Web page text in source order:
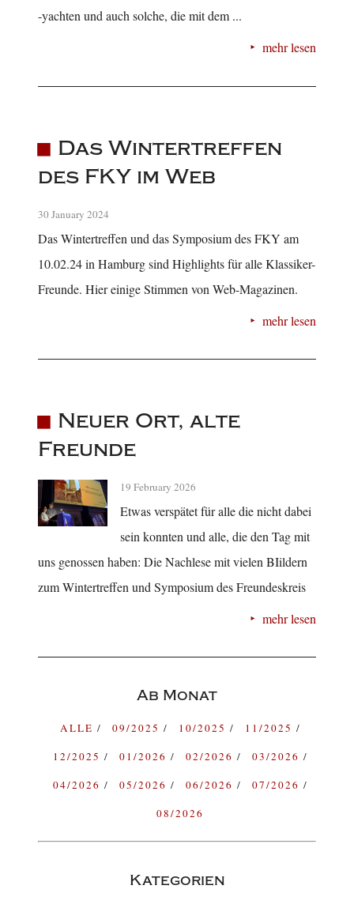
-yachten und auch solche, die mit dem ...
mehr lesen
Das Wintertreffen
des FKY im Web
30 January 2024
Das Wintertreffen und das Symposium des FKY am
10.02.24 in Hamburg sind Highlights für alle Klassiker-
Freunde. Hier einige Stimmen von Web-Magazinen.
mehr lesen
Neuer Ort, alte
Freunde
19 February 2026
Etwas verspätet für alle die nicht dabei
sein konnten und alle, die den Tag mit
uns genossen haben: Die Nachlese mit vielen BIildern
zum Wintertreffen und Symposium des Freundeskreis
mehr lesen
Ab Monat
ALLE 09/2025 10/2025
11/2025
12/2025
01/2026 02/2026
03/2026
04/2026
05/2026 06/2026
07/2026
08/2026
Kategorien